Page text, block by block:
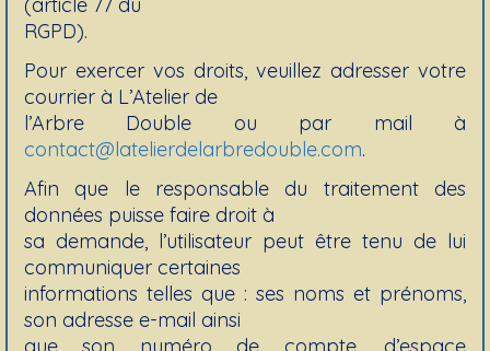
RGPD).
Pour exercer vos droits, veuillez adresser votre
courrier à L’Atelier de
l’Arbre Double ou par mail à
contact@latelierdelarbredouble.com.
Afin que le responsable du traitement des
données puisse faire droit à
sa demande, l’utilisateur peut être tenu de lui
communiquer certaines
informations telles que : ses noms et prénoms,
son adresse e-mail ainsi